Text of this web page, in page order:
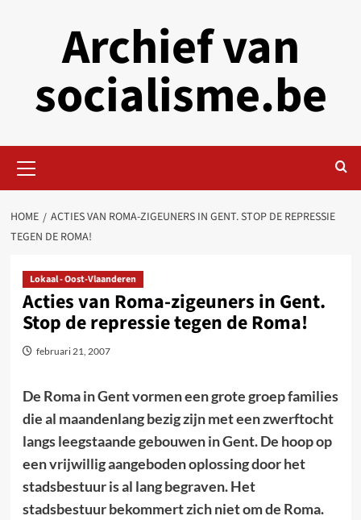
Archief van
socialisme.be
Menu
HOME
ACTIES VAN ROMA-ZIGEUNERS IN GENT. STOP DE REPRESSIE
TEGEN DE ROMA!
Lokaal - Oost-Vlaanderen
Acties van Roma-zigeuners in Gent.
Stop de repressie tegen de Roma!
februari 21, 2007
De Roma in Gent vormen een grote groep families
die al maandenlang bezig zijn met een zwerftocht
langs leegstaande gebouwen in Gent. De hoop op
een vrijwillig aangeboden oplossing door het
stadsbestuur is al lang begraven. Het
stadsbestuur bekommert zich niet om de Roma.